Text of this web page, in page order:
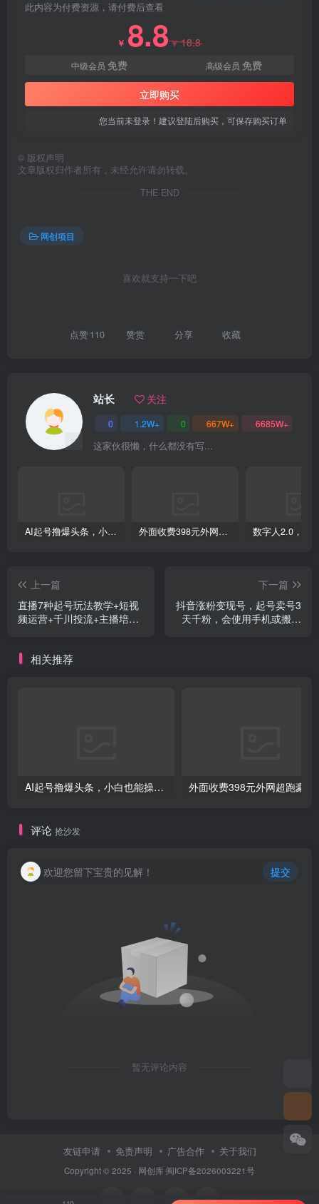
此内容为付费资源，请付费后查看
￥ 8.8￥18.8
中级会员 免费 高级会员 免费
立即购买
您当前未登录！建议登陆后购买，可保存购买订单
© 版权声明
文章版权归作者所有，未经允许请勿转载。
THE END
网创项目
喜欢就支持一下吧
点赞110 赞赏 分享 收藏
站长 关注
0 1.2W+ 0 667W+ 6685W+
这家伙很懒，什么都没有写...
AI起号撸爆头条，小白也能操作，日入2000+ 外面收费398元外网超跑豪车汽车视频搬运至快手抖音上热门项目
上一篇
直播7种起号玩法教学+短视
频运营+千川投流+主播培训
下一篇
抖音涨粉变现号，起号卖号3
天千粉，会使用手机或搬运
相关推荐
AI起号撸爆头条，小白也能操作，日入2000+
评论 抢沙发
欢迎您留下宝贵的见解！ 提交
暂无评论内容
友链申请 免责声明 广告合作 关于我们
Copyright © 2025 · 网创库 闽ICP备2026003221号